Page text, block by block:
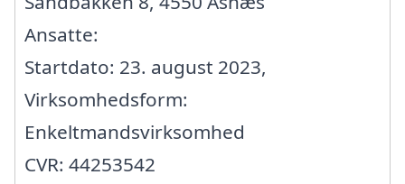
Ansatte:
Startdato: 23. august 2023,
Virksomhedsform:
Enkeltmandsvirksomhed
CVR: 44253542